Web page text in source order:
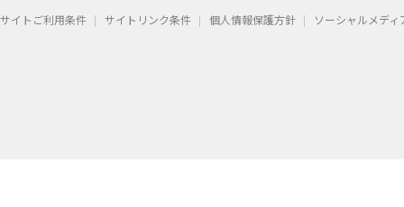
サイトご利用条件 サイトリンク条件 個人情報保護方針 ソーシャルメデ